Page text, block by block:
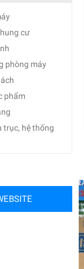
cư
phòng máy
phẩm
trục, hệ thống